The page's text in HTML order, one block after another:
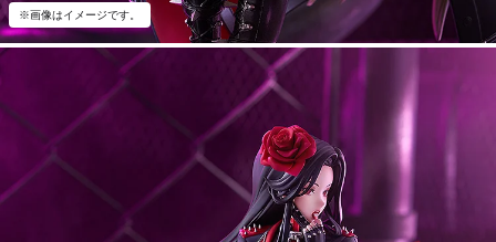
※画像はイメージです。